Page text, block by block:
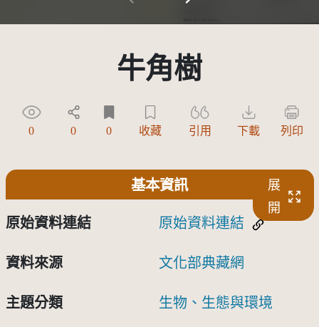
牛角樹
0 0 0 收藏 引用 下載 列印
基本資訊
展
開
原始資料連結 原始資料連結
資料來源 文化部典藏網
主題分類 生物、生態與環境